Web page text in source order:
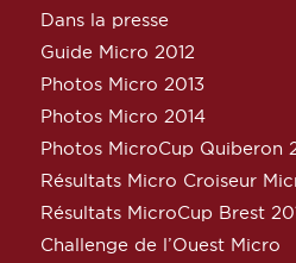
Dans la presse
Guide Micro 2012
Photos Micro 2013
Photos Micro 2014
Photos MicroCup Quiberon
Résultats Micro Croiseur
Résultats MicroCup Brest
Challenge de l’Ouest Micro